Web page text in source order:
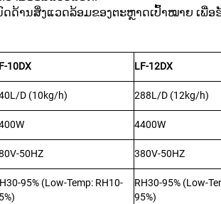
ດດ້ານສິ່ງແວດລ້ອມຂອງຕະຫຼາດເປົ້າໝາຍ ເພື່ອ
10DX LF-12DX
D (10kg/h) 288L/D (12kg/h)
4400W
50HZ 380V-50HZ
95% (Low-Temp: RH10-
RH30-95% (Low-
95%)